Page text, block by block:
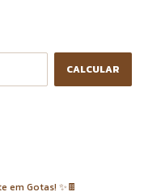
CALCULAR
em Gotas! ✨🍫